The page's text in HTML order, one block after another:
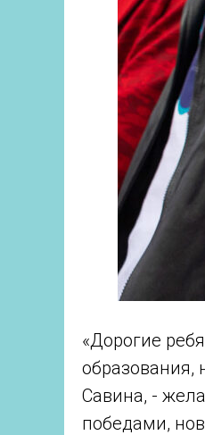
«Дорогие
образования,
Савина, -
победами,